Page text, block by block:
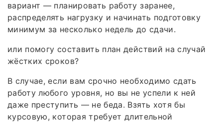
вариант — планировать работу заранее,
распределять нагрузку и начинать подготовку
минимум за несколько недель до сдачи.
или помогу составить план действий на случай
жёстких сроков?
В случае, если вам срочно необходимо сдать
работу любого уровня, но вы не успели к ней
даже преступить — не беда. Взять хотя бы
курсовую, которая требует длительной